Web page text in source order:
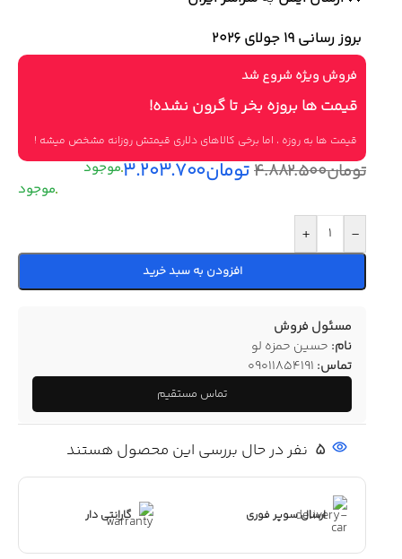
بروز رسانی 19 جولای ۲۰۲۶
فروش ویژه شروع شد
قیمت ها بروزه بخر تا گرون نشده!
قیمت ها به روزه ، اما برخی کالاهای دلاری قیمتش روزانه مشخص میشه !
تومان۴.۸۸۲.۵۰۰تومان۳.۲۰۳.۷۰۰
-
+
افزودن به سبد خرید
مسئول فروش
نام: حسین حمزه لو
تماس: 09011854191
تماس مستقیم
5 نفر در حال بررسی این محصول هستند
ارسال سوپر فوری گارانتی دار